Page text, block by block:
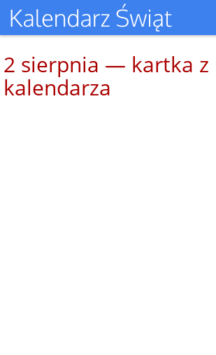
2 sierpnia — kartka z
kalendarza